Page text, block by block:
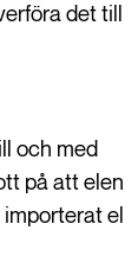
det till
och med
på att elen
el